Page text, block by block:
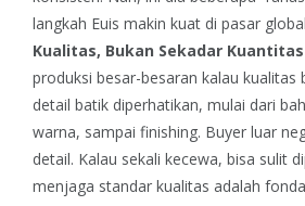
langkah Euis makin kuat di pasar
Kualitas, Bukan Sekadar Kuantitas
produksi besar-besaran kalau kualitas
detail batik diperhatikan, mulai dari
warna, sampai finishing. Buyer luar
detail. Kalau sekali kecewa, bisa sulit
menjaga standar kualitas adalah